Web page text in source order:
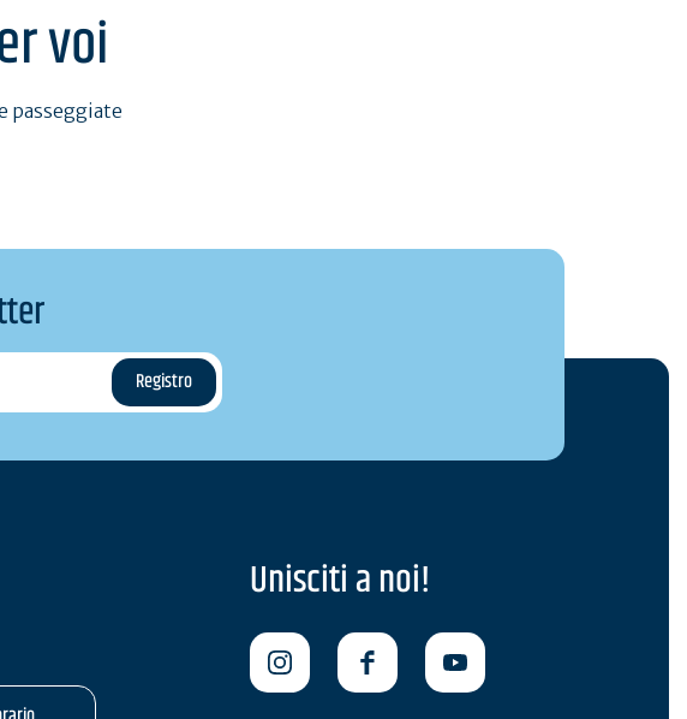
voi
passeggiate
Unisciti a noi!